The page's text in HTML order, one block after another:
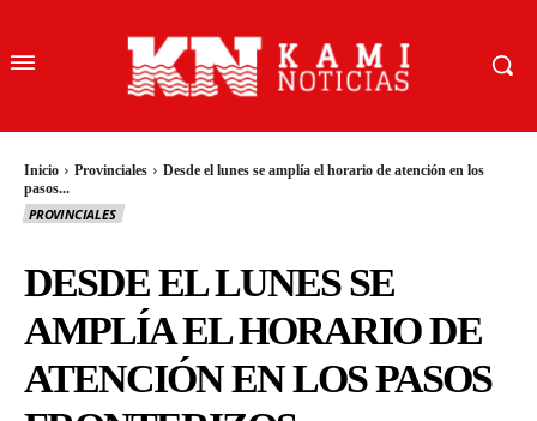
Inicio Provinciales
Desde el lunes se amplía el horario de atención en los
pasos...
PROVINCIALES
DESDE EL LUNES SE
AMPLÍA EL HORARIO DE
ATENCIÓN EN LOS PASOS